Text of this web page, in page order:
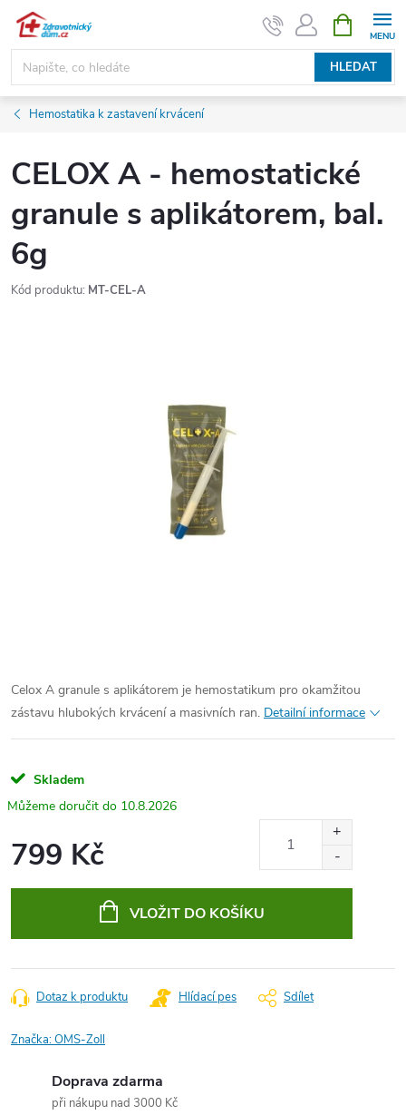
Přejít
obsah
HLEDAT
NÁKUPNÍ
KOŠÍK
Hemostatika k zastavení krvácení
CELOX A - hemostatické
granule s aplikátorem, bal.
6g
Kód produktu: MT-CEL-A
Celox A granule s aplikátorem je hemostatikum pro okamžitou
zástavu hlubokých krvácení a masivních ran. Detailní informace
Skladem
10.8.2026
799 Kč
VLOŽIT DO KOŠÍKU
Dotaz k produktu Hlídací pes Sdílet
Značka:OMS-Zoll
Doprava zdarma
při nákupu nad 3000 Kč